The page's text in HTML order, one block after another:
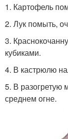
1. Картофель
2. Лук помыть,
3.
кубиками.
4. В кастрюлю
5. В разогретую
среднем огне.